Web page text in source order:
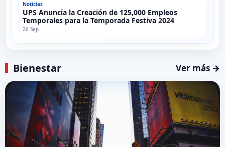
Noticias
UPS Anuncia la Creación de 125,000 Empleos
Temporales para la Temporada Festiva 2024
26 Sep
Bienestar Ver más →